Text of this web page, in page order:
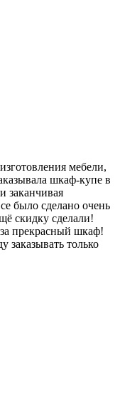
мебели,
шкаф-купе в
заканчивая
было сделано очень
скидку сделали!
за прекрасный шкаф!
заказывать только